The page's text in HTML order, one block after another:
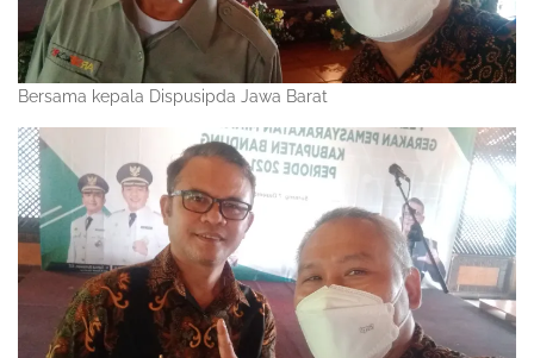
Bersama kepala Dispusipda Jawa Barat